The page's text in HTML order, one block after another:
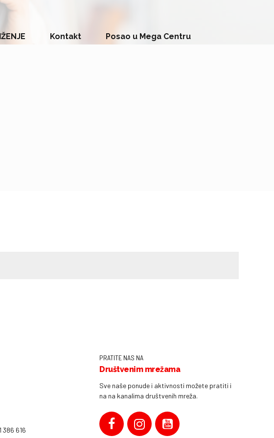
Kontakt Posao u Mega Centru
386 616
PRATITE NAS NA
Društvenim mrežama
Sve naše ponude i aktivnosti možete pratiti i
na na kanalima društvenih mreža.